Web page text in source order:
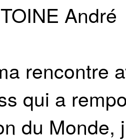
André
rencontre
qui a
du Monde,